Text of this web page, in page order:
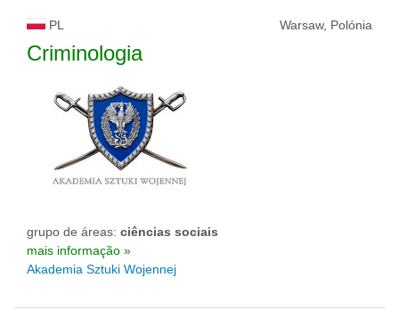
PL Warsaw, Polónia
Criminologia
grupo de áreas: ciências sociais
mais informação »
Akademia Sztuki Wojennej